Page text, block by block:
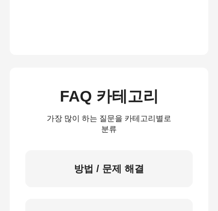
FAQ 카테고리
가장 많이 하는 질문을 카테고리별로
분류
방법 / 문제 해결